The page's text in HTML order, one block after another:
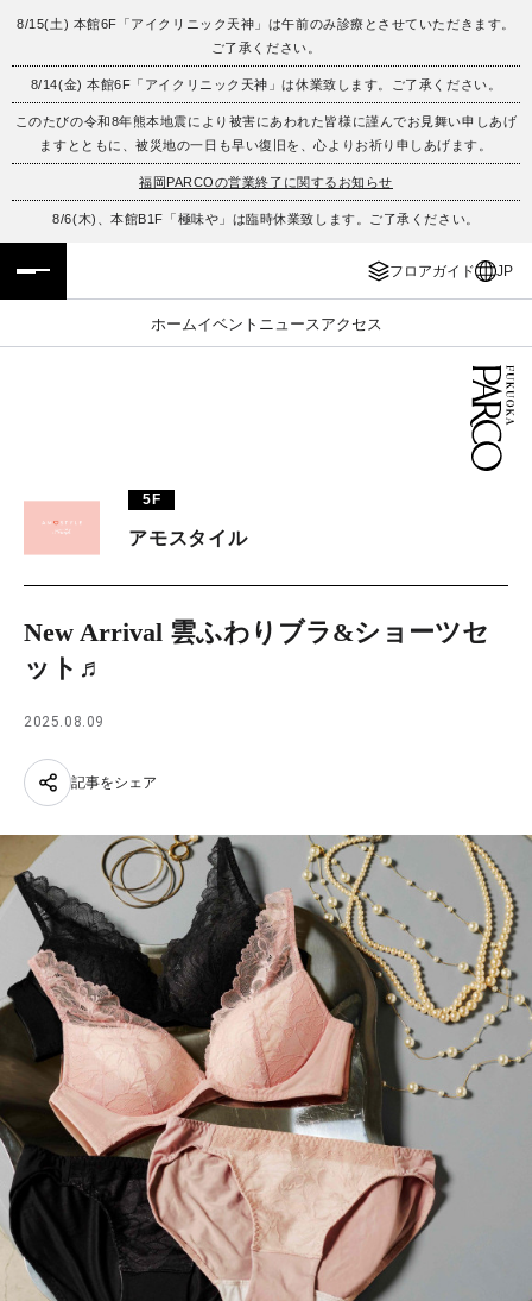
8/15(土) 本館6F「アイクリニック天神」は午前のみ診療とさせていただきます。
ご了承ください。
8/14(金) 本館6F「アイクリニック天神」は休業致します。ご了承ください。
このたびの令和8年熊本地震により被害にあわれた皆様に謹んでお見舞い申しあげ
ますとともに、被災地の一日も早い復旧を、心よりお祈り申しあげます。
福岡PARCOの営業終了に関するお知らせ
8/6(木)、本館B1F「極味や」は臨時休業致します。ご了承ください。
フロアガイド JP
ホームイベント ニュース アクセス
フロアガイド
施設案内・アクセス
イベント・ポップアップ
ニュース
レストラン・カフェ
JP
ENGLISH
繁体字
한국어
ภาษาไทย
5F
アモスタイル
New Arrival 雲ふわりブラ&ショーツセ
ット♬
2025.08.09
記事をシェア